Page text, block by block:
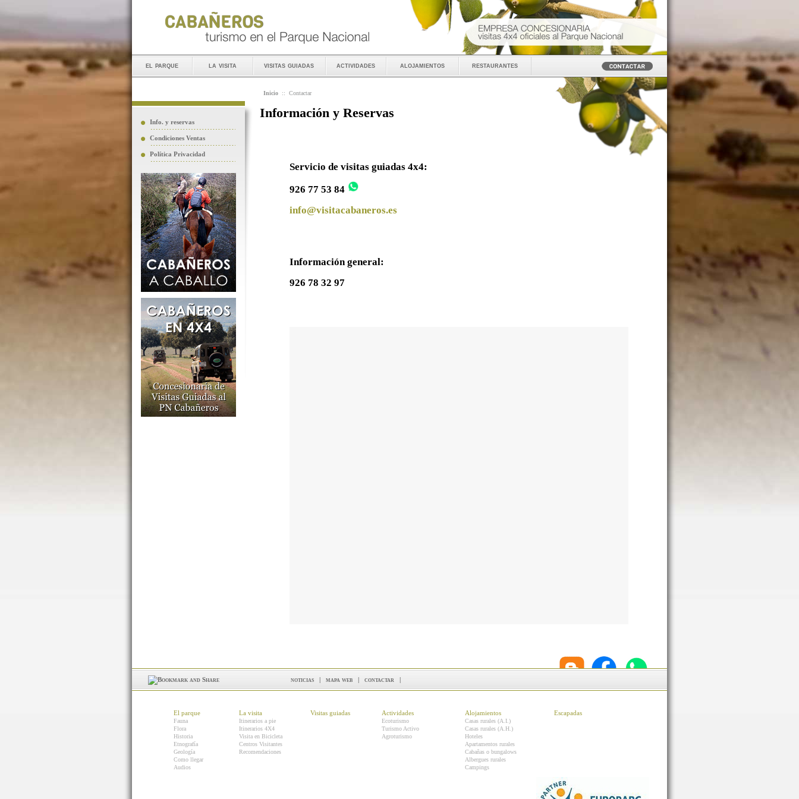
el parque la visita visitas guiadas actividades alojamientos restaurantes
Info. y reservas
Condiciones Ventas
Política Privacidad
Inicio :: Contactar
Información y Reservas
Servicio de visitas guiadas 4x4:
926 77 53 84
info@visitacabaneros.es
Información general:
926 78 32 97
noticias | mapa web | contactar |
El parque
Fauna
Flora
Historia
Etnografía
Geología
Como llegar
Audios
La visita
Itinerarios a pie
Itinerarios 4X4
Visita en Bicicleta
Centros Visitantes
Recomendaciones
Visitas guiadas Actividades
Ecoturismo
Turismo Activo
Agroturismo
Alojamientos
Casas rurales (A.I.)
Casas rurales (A.H.)
Hoteles
Apartamentos rurales
Cabañas o bungalows
Albergues rurales
Campings
Escapadas